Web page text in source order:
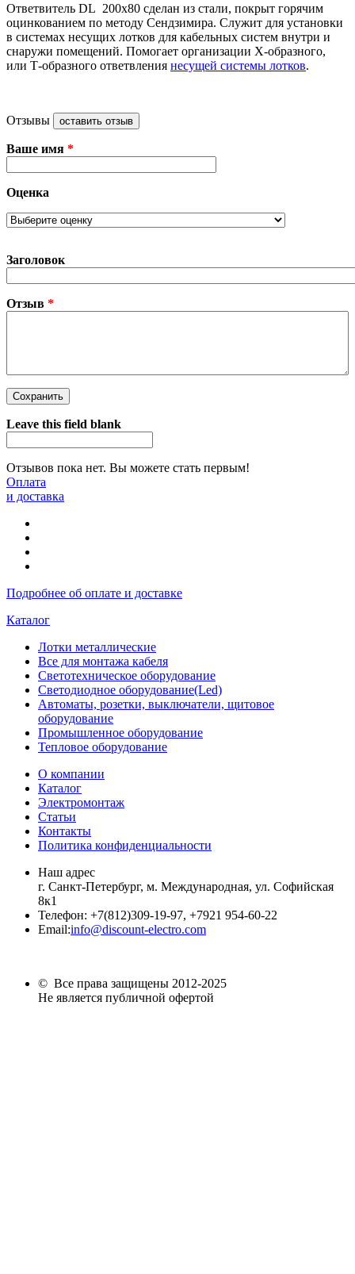
Ответвитель DL 200х80 сделан из стали, покрыт горячим
оцинкованием по методу Сендзимира. Служит для установки
в системах несущих лотков для кабельных систем внутри и
снаружи помещений. Помогает организации Х-образного,
или Т-образного ответвления несущей системы лотков.
Отзывы оставить отзыв
Ваше имя *
Оценка
Заголовок
Отзыв *
Leave this field blank
Отзывов пока нет. Вы можете стать первым!
Оплата
и доставка
Подробнее об оплате и доставке
Каталог
Лотки металлические
Все для монтажа кабеля
Светотехническое оборудование
Светодиодное оборудование(Led)
Автоматы, розетки, выключатели, щитовое
оборудование
Промышленное оборудование
Тепловое оборудование
О компании
Каталог
Электромонтаж
Статьи
Контакты
Политика конфиденциальности
Наш адрес
г. Санкт-Петербург, м. Международная, ул. Софийская
8к1
Телефон: +7(812)309-19-97, +7921 954-60-22
Email:info@discount-electro.com
© Все права защищены 2012-2025
Не является публичной офертой